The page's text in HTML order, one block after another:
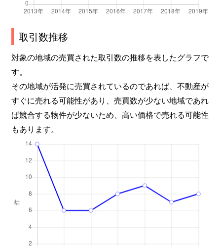
取引数推移
対象の地域の売買された取引数の推移を表したグラフで
す。
その地域が活発に売買されているのであれば、不動産が
すぐに売れる可能性があり、売買数が少ない地域であれ
ば競合する物件が少ないため、高い価格で売れる可能性
もあります。